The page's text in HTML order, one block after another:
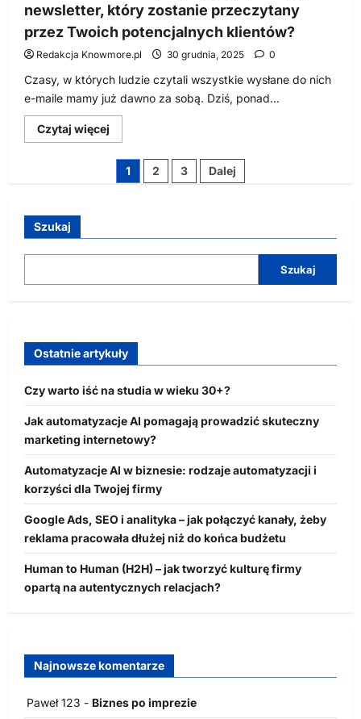
newsletter, który zostanie przeczytany
przez Twoich potencjalnych klientów?
Redakcja Knowmore.pl 30 grudnia, 2025 0
Czasy, w których ludzie czytali wszystkie wysłane do nich
e-maile mamy już dawno za sobą. Dziś, ponad...
Czytaj więcej
się
Jak
skonstruować
zostanie
przeczytany
potencjalnych
Stronicowanie
1 2 3 Dalej
Szukaj
Szukaj
Ostatnie artykuły
Czy warto iść na studia w wieku 30+?
Jak automatyzacje AI pomagają prowadzić skuteczny
marketing internetowy?
Automatyzacje AI w biznesie: rodzaje automatyzacji i
korzyści dla Twojej firmy
Google Ads, SEO i analityka – jak połączyć kanały, żeby
reklama pracowała dłużej niż do końca budżetu
Human to Human (H2H) – jak tworzyć kulturę firmy
opartą na autentycznych relacjach?
Najnowsze komentarze
Paweł 123 - Biznes po imprezie